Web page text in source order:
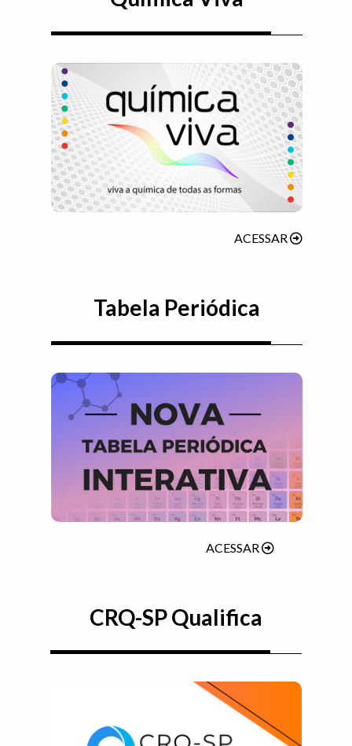
ACESSAR(ABRIRÁ
Tabela Periódica
ACESSAR (ABRIRÁ EM
CRQ-SP Qualifica